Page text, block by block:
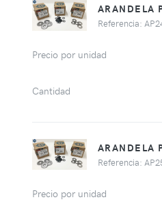
ARANDELA
Referencia:
Precio por unidad
Cantidad
ARANDELA
Referencia:
Precio por unidad